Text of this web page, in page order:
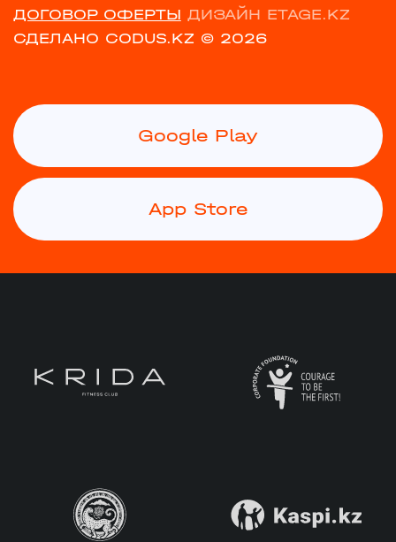
ДОГОВОР ОФЕРТЫ ДИЗАЙН ETAGE.KZ
СДЕЛАНО CODUS.KZ © 2026
Google Play
App Store